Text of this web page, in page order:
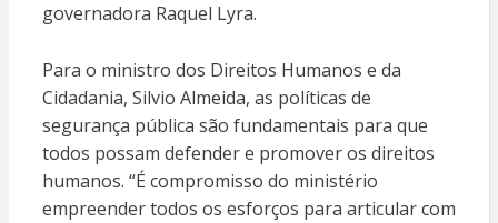
governadora Raquel Lyra.
Para o ministro dos Direitos Humanos e da
Cidadania, Silvio Almeida, as políticas de
segurança pública são fundamentais para que
todos possam defender e promover os direitos
humanos. “É compromisso do ministério
empreender todos os esforços para articular com